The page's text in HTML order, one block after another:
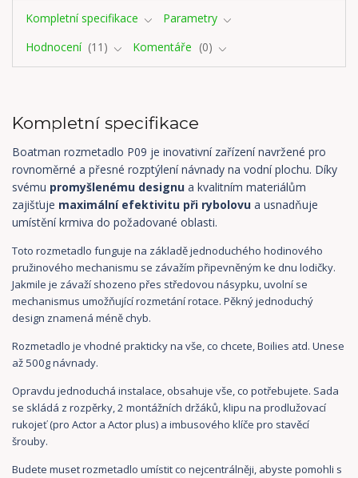
Kompletní specifikace
Parametry
Hodnocení
11 Komentáře 0
Kompletní specifikace
Boatman rozmetadlo P09 je inovativní zařízení navržené pro
rovnoměrné a přesné rozptýlení návnady na vodní plochu. Díky
svému promyšlenému designu a kvalitním materiálům
zajišťuje maximální efektivitu při rybolovu a usnadňuje
umístění krmiva do požadované oblasti.
Toto rozmetadlo funguje na základě jednoduchého hodinového
pružinového mechanismu se závažím připevněným ke dnu lodičky.
Jakmile je závaží shozeno přes středovou násypku, uvolní se
mechanismus umožňující rozmetání rotace. Pěkný jednoduchý
design znamená méně chyb.
Rozmetadlo je vhodné prakticky na vše, co chcete, Boilies atd. Unese
až 500g návnady.
Opravdu jednoduchá instalace, obsahuje vše, co potřebujete. Sada
se skládá z rozpěrky, 2 montážních držáků, klipu na prodlužovací
rukojeť (pro Actor a Actor plus) a imbusového klíče pro stavěcí
šrouby.
Budete muset rozmetadlo umístit co nejcentrálněji, abyste pomohli s